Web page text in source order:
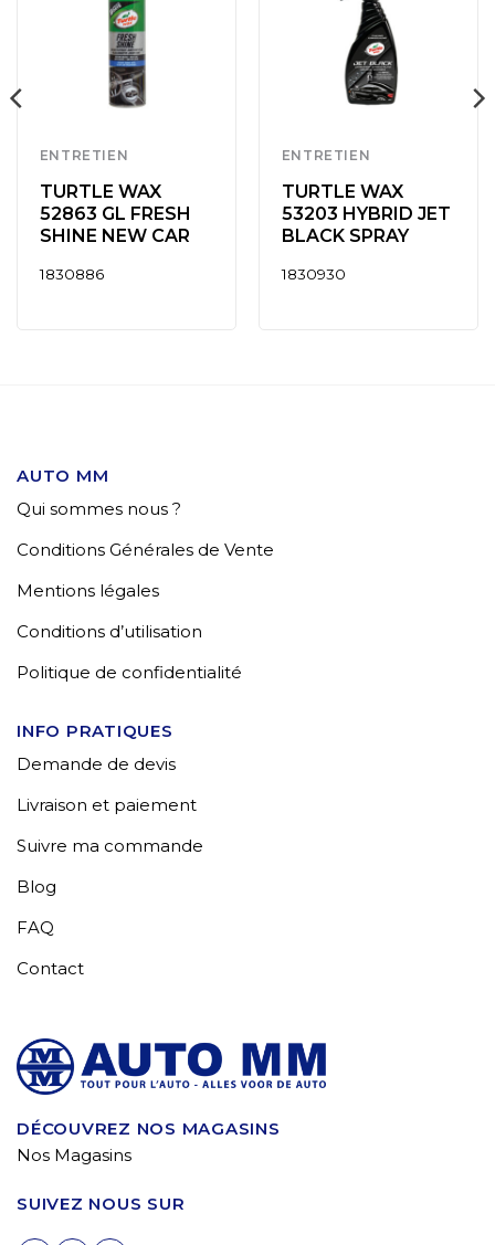
ENTRETIEN
TURTLE WAX
52863 GL FRESH
SHINE NEW CAR
1830886
ENTRETIEN
TURTLE WAX
53203 HYBRID JET
BLACK SPRAY
1830930
AUTO MM
Qui sommes nous ?
Conditions Générales de Vente
Mentions légales
Conditions d’utilisation
Politique de confidentialité
INFO PRATIQUES
Demande de devis
Livraison et paiement
Suivre ma commande
Blog
FAQ
Contact
DÉCOUVREZ NOS MAGASINS
Nos Magasins
SUIVEZ NOUS SUR